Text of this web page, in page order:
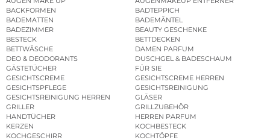
BACKFORMEN
BADTEPPICH
BADEMATTEN
BADEMÄNTEL
BADEZIMMER
BEAUTY GESCHENKE
BESTECK
BETTDECKEN
BETTWÄSCHE
DAMEN PARFUM
DEO & DEODORANTS
DUSCHGEL & BADESCHAUM
GÄSTETÜCHER
FÜR SIE
GESICHTSCREME
GESICHTSCREME HERREN
GESICHTSPFLEGE
GESICHTSREINIGUNG
GESICHTSREINIGUNG HERREN
GLÄSER
GRILLER
GRILLZUBEHÖR
HANDTÜCHER
HERREN PARFUM
KERZEN
KOCHBESTECK
KOCHGESCHIRR
KOCHTÖPFE